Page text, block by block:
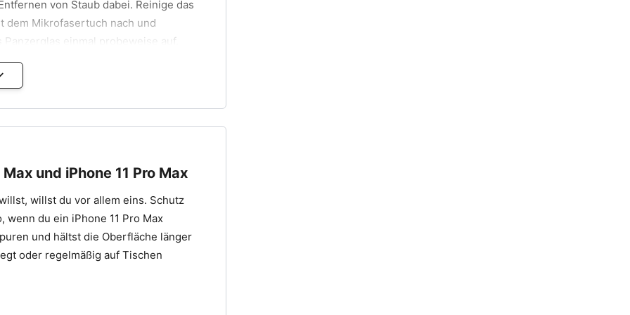
von Staub dabei. Reinige das
dem Mikrofasertuch nach und
einmal probeweise auf,
sicher triffst.
anbringen
aus.
schief startet.
nach außen läuft.
stark zu drücken.
wie gewohnt reagiert.
und iPhone 11 Pro Max
willst du vor allem eins. Schutz
wenn du ein iPhone 11 Pro Max
und hältst die Oberfläche länger
oder regelmäßig auf Tischen